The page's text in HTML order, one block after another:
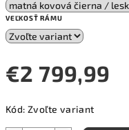
VEĽKOSŤ RÁMU
€2 799,99
cena:
Kód: Zvoľte variant